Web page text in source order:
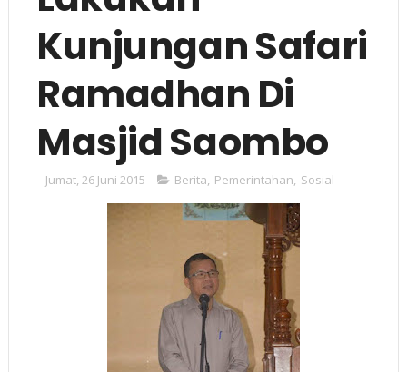
Kunjungan Safari
Ramadhan Di
Masjid Saombo
Jumat, 26 Juni 2015 Berita, Pemerintahan, Sosial